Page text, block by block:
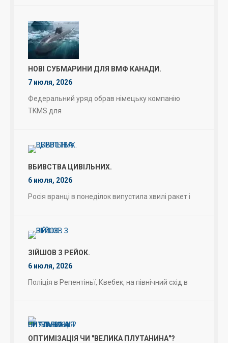
НОВІ СУБМАРИНИ ДЛЯ ВМФ КАНАДИ.
7 июля, 2026
Федеральний уряд обрав німецьку компанію
TKMS для
ВБИВСТВА ЦИВІЛЬНИХ.
6 июля, 2026
Росія вранці в понеділок випустила хвилі ракет і
ЗІЙШОВ З РЕЙОК.
6 июля, 2026
Поліція в Репентіньї, Квебек, на північний схід в
ОПТИМІЗАЦІЯ ЧИ "ВЕЛИКА ПЛУТАНИНА"?